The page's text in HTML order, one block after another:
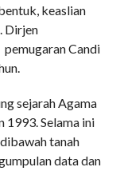
keaslian
Dirjen
Candi
sejarah Agama
1993. Selama ini
tanah
data dan